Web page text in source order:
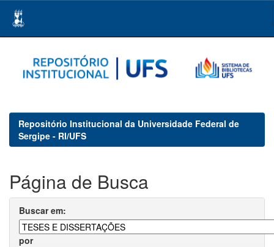
navigation
Repositório Institucional da Universidade Federal de
Sergipe - RI/UFS
Página de Busca
Buscar em:
por